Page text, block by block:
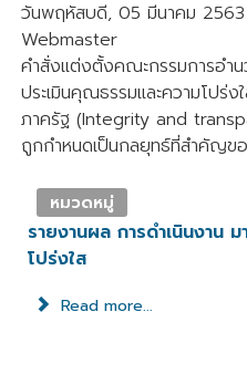
วันพฤหัสบดี, 05 มีนาคม 2563
Webmaster
คำสั่งแต่งตั้งคณะกรรมการอำ
ประเมินคุณธรรมและความโปร่ง
ภาครัฐ (Integrity and
ถูกกำหนดเป็นกลยุทธ์ที่สำคัญข
หมวดหมู่
รายงานผล การดำเนินงาน
โปร่งใส
Read more...